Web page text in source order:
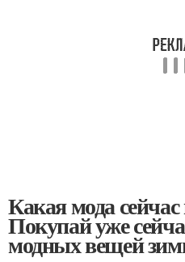
Какая мода
Покупай уже
модных вещей